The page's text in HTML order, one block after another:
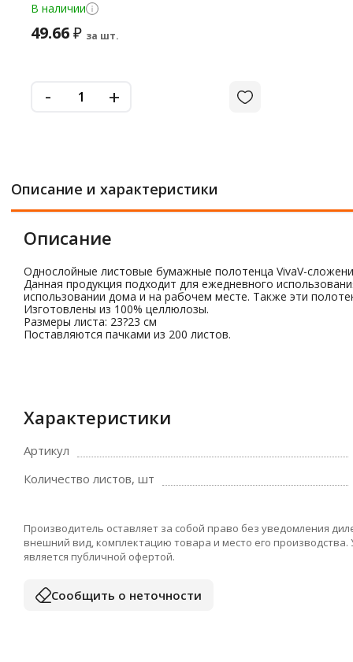
В наличии
49.66₽ за шт.
- +
Описание и характеристики
Описание
Однослойные листовые бумажные полотенца VivaV-
Данная продукция подходит для ежедневного
использовании дома и на рабочем месте. Также эти
Изготовлены из 100% целлюлозы.
Размеры листа: 23?23 см
Поставляются пачками из 200 листов.
Характеристики
Артикул
Количество листов, шт
Производитель оставляет за собой право без уведомления
внешний вид, комплектацию товара и место его
является публичной офертой.
Сообщить о неточности